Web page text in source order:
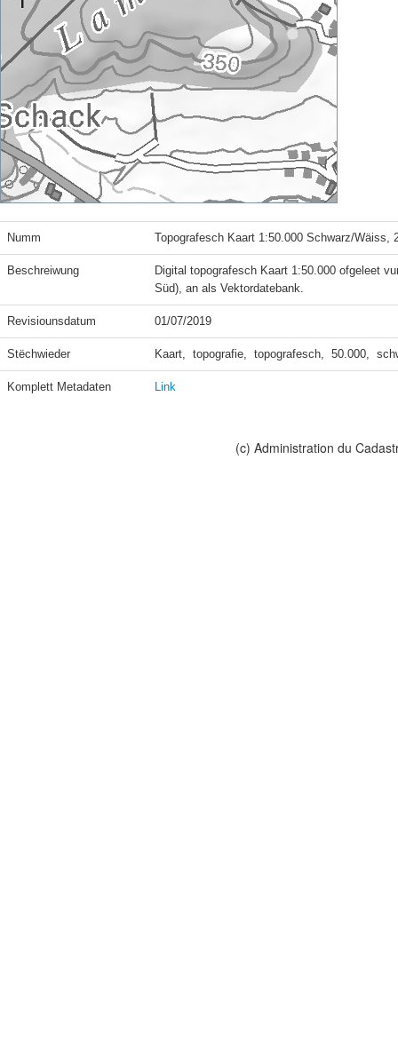
Numm Topografesch Kaart 1:50.000 Schwarz/Wäiss,
Beschreiwung
Digital topografesch Kaart 1:50.000 ofgeleet
Süd), an als Vektordatebank.
Revisiounsdatum 01/07/2019
Stëchwieder Kaart,  topografie,  topografesch,  50.000,
Komplett Metadaten Link
(c) Administration du